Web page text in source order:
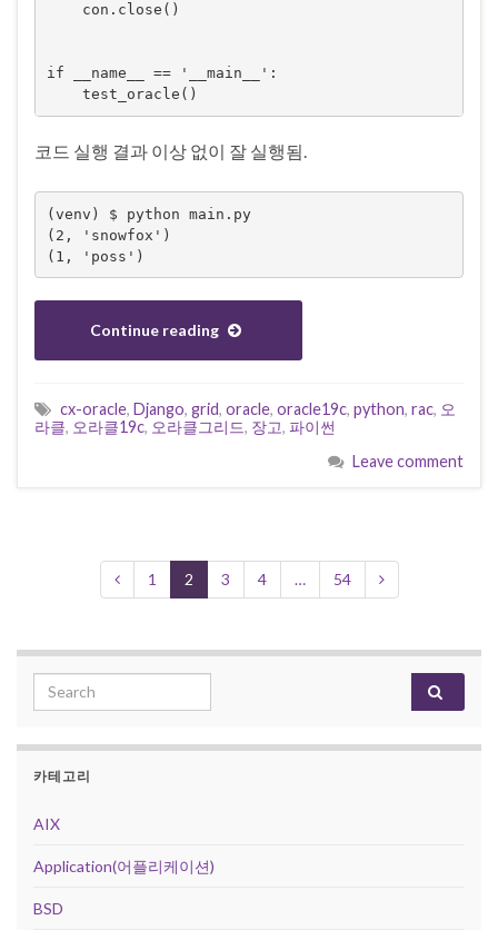
    con.close()
if __name__ == '__main__':
    test_oracle()
코드 실행 결과 이상 없이 잘 실행됨.
(venv) $ python main.py
(2, 'snowfox')
Continue reading
cx-oracle, Django, grid, oracle, oracle19c, python, rac, 오
라클, 오라클19c, 오라클그리드, 장고, 파이썬
Leave comment
1 2 3 4 … 54
Search for:
카테고리
AIX
Application(어플리케이션)
BSD